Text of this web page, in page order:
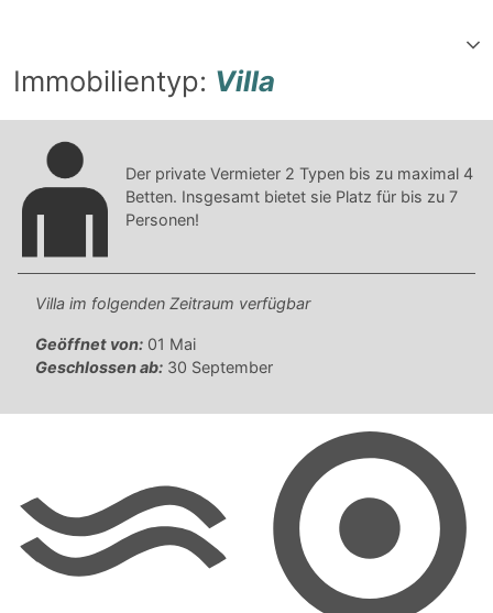
Immobilientyp: Villa
Der private Vermieter 2 Typen bis zu maximal 4
Betten. Insgesamt bietet sie Platz für bis zu 7
Personen!
Villa im folgenden Zeitraum verfügbar
Geöffnet von: 01 Mai
Geschlossen ab: 30 September